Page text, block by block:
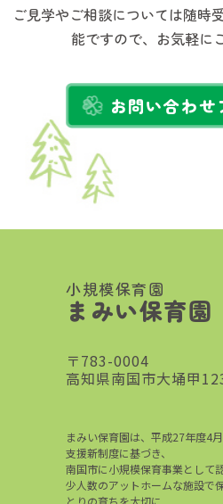
ご見学やご相談については随時
能ですので、お気軽に
お問い合わせ
小規模保育園
まみい保育園
〒783-0004
高知県南国市大埇甲
まみい保育園は、平成27年度4
支援新制度に基づき、
南国市に小規模保育事業として
少人数のアットホームな施設で
とりの育ちを大切に